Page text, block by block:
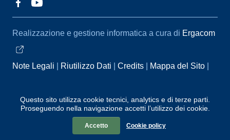
Questo sito utilizza cookie tecnici, analytics e di terze parti.
Proseguendo nella navigazione accetti l’utilizzo dei cookie.
Accetto Cookie policy
Sezione Link Utili
Realizzazione e gestione informatica a cura di Ergacom
Note Legali Riutilizzo Dati Credits
Mappa del Sito
Segnalazioni
Statistiche accessi
Dichiarazione di
Accessibilità